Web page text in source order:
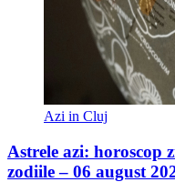
Azi in Cluj
Astrele azi: horoscop
zodiile – 06 august